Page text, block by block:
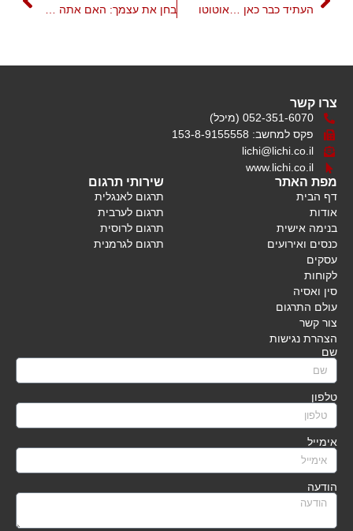
העתיד כבר כאן …אוטוטו
צרו קשר
052-351-6070 (מיכל)
פקס למחשב: 153-8-9155558
lichi@lichi.co.il
www.lichi.co.il
מפת האתר
דף הבית
אודות
בנימה אישית
כנסים ואירועים
עסקים
לקוחות
סין ואסיה
עולם התרגום
צור קשר
הצהרת נגישות
שירותי תרגום
תרגום לאנגלית
תרגום לערבית
תרגום לרוסית
תרגום לגרמנית
שם
טלפון
אימייל
הודעה